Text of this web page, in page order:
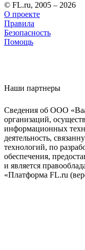
© FL.ru, 2005 – 2026
О проекте
Правила
Безопасность
Помощь
Наши партнеры
Сведения об ООО
организаций,
информационных
деятельность,
технологий, по
обеспечения,
и является
«Платформа FL.ru